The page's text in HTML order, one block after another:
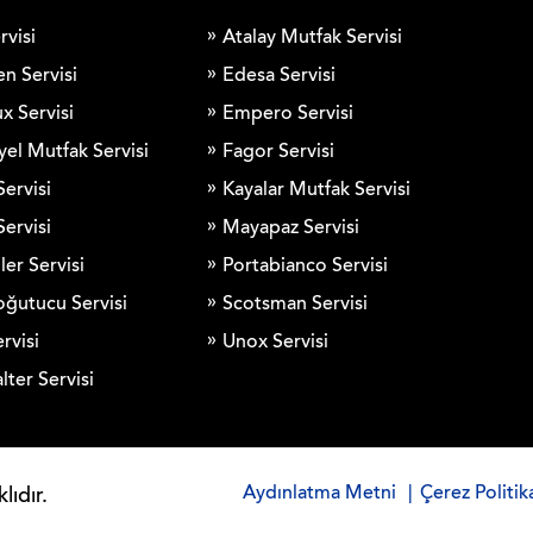
Atalay Mutfak Servisi
Servisi
Edesa Servisi
Servisi
Empero Servisi
Mutfak Servisi
Fagor Servisi
Kayalar Mutfak Servisi
Mayapaz Servisi
Servisi
Portabianco Servisi
Servisi
Scotsman Servisi
Unox Servisi
Servisi
Aydınlatma Metni Çerez